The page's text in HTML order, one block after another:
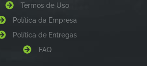
Termos de Uso
Política da Empresa
Política de Entregas
FAQ